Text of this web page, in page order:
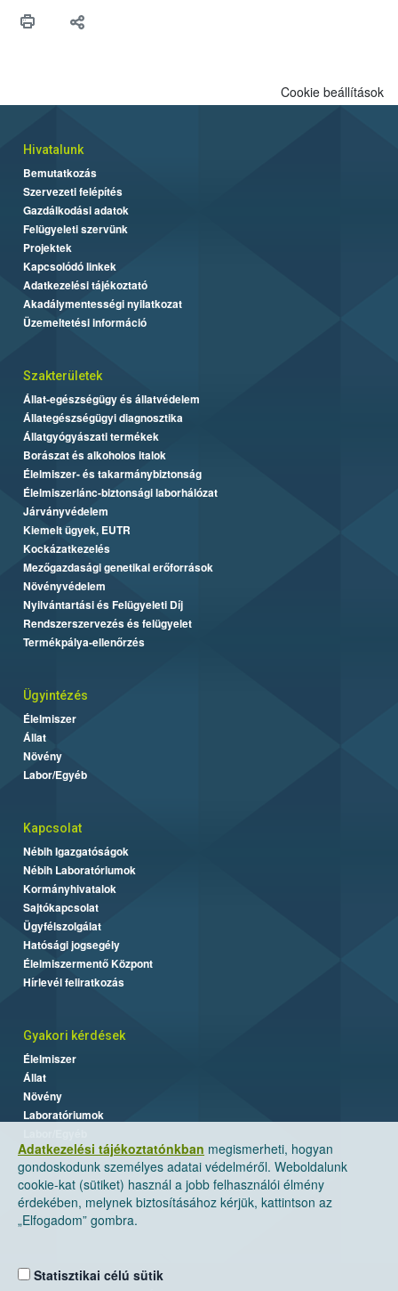
Adatkezelési tájékoztatónkban megismerheti, hogyan
gondoskodunk személyes adatai védelméről. Weboldalunk
cookie-kat (sütiket) használ a jobb felhasználói élmény
érdekében, melynek biztosításához kérjük, kattintson az
„Elfogadom” gombra.
Statisztikai célú sütik
Cookie beállítások
Hivatalunk
Bemutatkozás
Szervezeti felépítés
Gazdálkodási adatok
Felügyeleti szervünk
Projektek
Kapcsolódó linkek
Adatkezelési tájékoztató
Akadálymentességi nyilatkozat
Üzemeltetési információ
Szakterületek
Állat-egészségügy és állatvédelem
Állategészségügyi diagnosztika
Állatgyógyászati termékek
Borászat és alkoholos italok
Élelmiszer- és takarmánybiztonság
Élelmiszerlánc-biztonsági laborhálózat
Járványvédelem
Kiemelt ügyek, EUTR
Kockázatkezelés
Mezőgazdasági genetikai erőforrások
Növényvédelem
Nyilvántartási és Felügyeleti Díj
Rendszerszervezés és felügyelet
Termékpálya-ellenőrzés
Ügyintézés
Élelmiszer
Állat
Növény
Labor/Egyéb
Kapcsolat
Nébih Igazgatóságok
Nébih Laboratóriumok
Kormányhivatalok
Sajtókapcsolat
Ügyfélszolgálat
Hatósági jogsegély
Élelmiszermentő Központ
Hírlevél feliratkozás
Gyakori kérdések
Élelmiszer
Állat
Növény
Laboratóriumok